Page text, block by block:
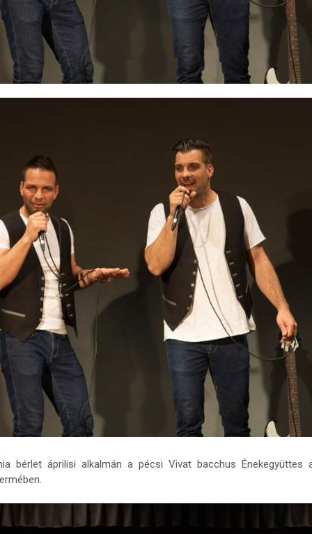
bérlet áprilisi alkalmán a pécsi Vivat bacchus Énekegyüttes